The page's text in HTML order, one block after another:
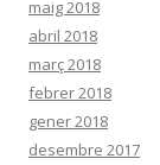
maig 2018
abril 2018
març 2018
febrer 2018
gener 2018
desembre 2017